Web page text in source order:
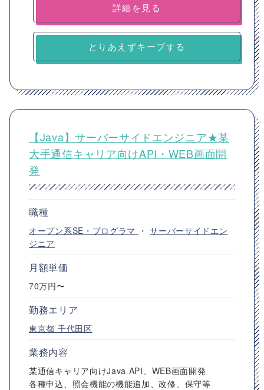
詳細を見る
とりあえずキープする
【Java】サーバーサイドエンジニア★某
大手通信キャリア向けAPI・WEB画面開
発
職種
オープン系SE・プログラマ ・サーバーサイドエン
ジニア
月額単価
70万円〜
勤務エリア
東京都 千代田区
業務内容
某通信キャリア向けJava API、WEB画面開発
各種申込、照会機能の機能追加、改修、保守等